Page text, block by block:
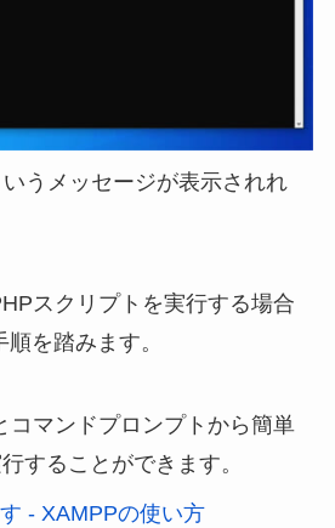
いうメッセージが表示されれ
スクリプトを実行する場合
を踏みます。
コマンドプロンプトから簡単
することができます。
- XAMPPの使い方